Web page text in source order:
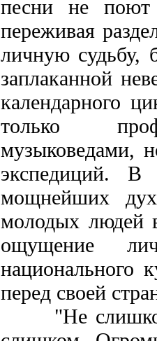
песни не
переживая
личную судьбу,
заплаканной
календарного
только
музыковедами,
экспедиций. В
мощнейших
молодых людей
ощущение
национального
перед своей
"Не слишком